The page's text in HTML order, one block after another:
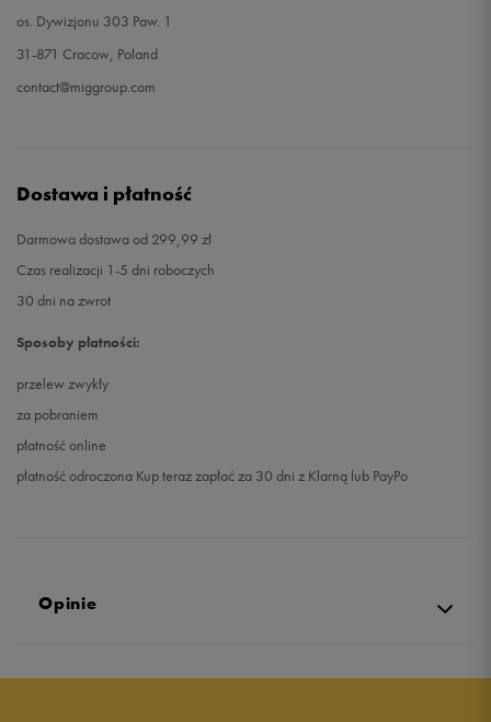
os. Dywizjonu 303 Paw. 1
31-871 Cracow, Poland
contact@miggroup.com
Dostawa i płatność
Darmowa dostawa od 299,99 zł
Czas realizacji 1-5 dni roboczych
30 dni na zwrot
Sposoby płatności:
przelew zwykły
za pobraniem
płatność online
płatność odroczona Kup teraz zapłać za 30 dni z Klarną lub PayPo
Opinie
5.0